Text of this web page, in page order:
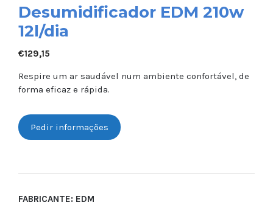
Desumidificador EDM 210w
12l/dia
€129,15
Respire um ar saudável num ambiente confortável, de
forma eficaz e rápida.
Pedir informações
FABRICANTE: EDM